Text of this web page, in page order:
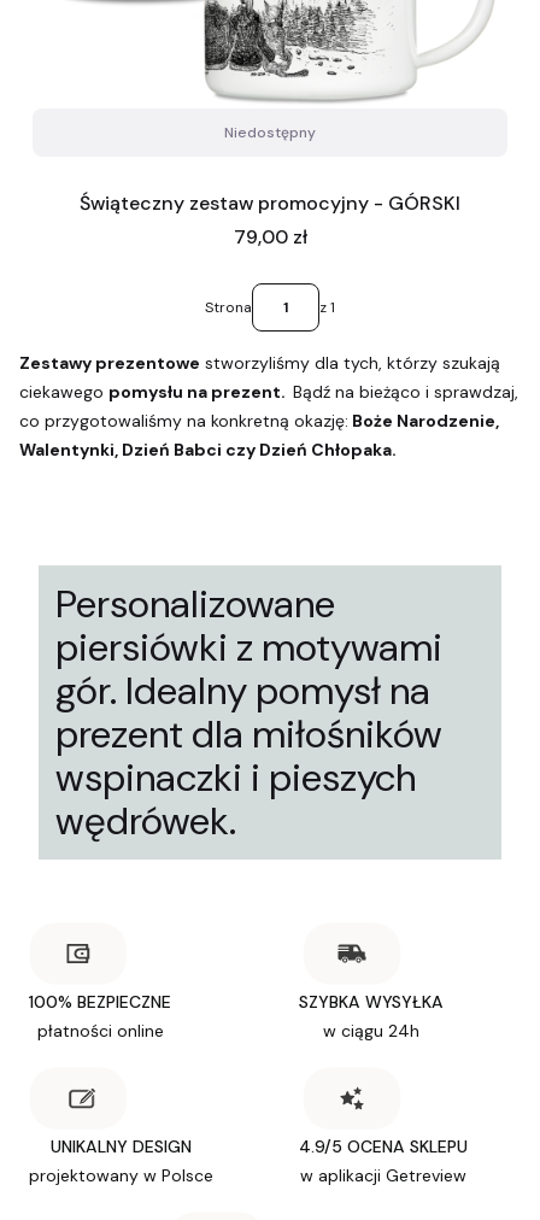
Niedostępny
Świąteczny zestaw promocyjny - GÓRSKI
Cena
79,00 zł
Strona z 1
Zestawy prezentowe stworzyliśmy dla tych, którzy szukają
ciekawego pomysłu na prezent. Bądź na bieżąco i sprawdzaj,
co przygotowaliśmy na konkretną okazję: Boże Narodzenie,
Walentynki, Dzień Babci czy Dzień Chłopaka.
Personalizowane
piersiówki z motywami
gór. Idealny pomysł na
prezent dla miłośników
wspinaczki i pieszych
wędrówek.
100% BEZPIECZNE
płatności online
SZYBKA WYSYŁKA
w ciągu 24h
UNIKALNY DESIGN
projektowany w Polsce
4.9/5 OCENA SKLEPU
w aplikacji Getreview